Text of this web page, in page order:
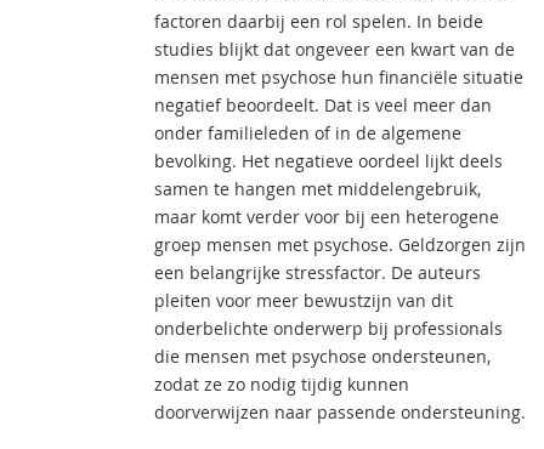
factoren daarbij een rol spelen. In beide
studies blijkt dat ongeveer een kwart van de
mensen met psychose hun financiële situatie
negatief beoordeelt. Dat is veel meer dan
onder familieleden of in de algemene
bevolking. Het negatieve oordeel lijkt deels
samen te hangen met middelengebruik,
maar komt verder voor bij een heterogene
groep mensen met psychose. Geldzorgen zijn
een belangrijke stressfactor. De auteurs
pleiten voor meer bewustzijn van dit
onderbelichte onderwerp bij professionals
die mensen met psychose ondersteunen,
zodat ze zo nodig tijdig kunnen
doorverwijzen naar passende ondersteuning.